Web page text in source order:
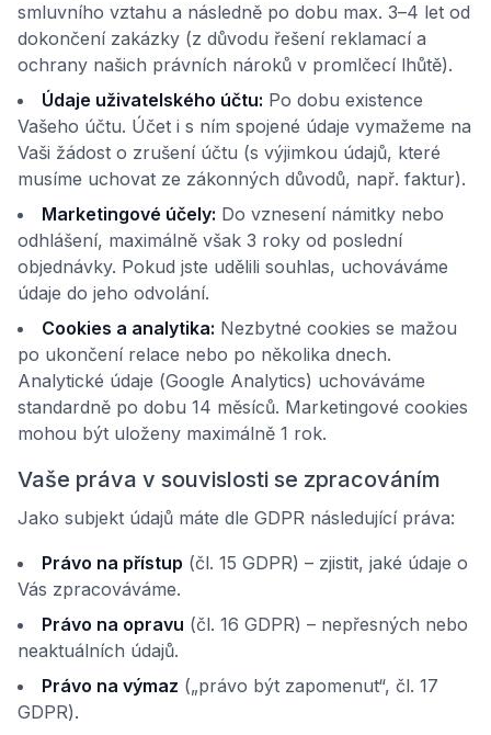
smluvního vztahu a následně po dobu max. 3–4 let od
dokončení zakázky (z důvodu řešení reklamací a
ochrany našich právních nároků v promlčecí lhůtě).
Údaje uživatelského účtu: Po dobu existence
Vašeho účtu. Účet i s ním spojené údaje vymažeme na
Vaši žádost o zrušení účtu (s výjimkou údajů, které
musíme uchovat ze zákonných důvodů, např. faktur).
Marketingové účely: Do vznesení námitky nebo
odhlášení, maximálně však 3 roky od poslední
objednávky. Pokud jste udělili souhlas, uchováváme
údaje do jeho odvolání.
Cookies a analytika: Nezbytné cookies se mažou
po ukončení relace nebo po několika dnech.
Analytické údaje (Google Analytics) uchováváme
standardně po dobu 14 měsíců. Marketingové cookies
mohou být uloženy maximálně 1 rok.
Vaše práva v souvislosti se zpracováním
Jako subjekt údajů máte dle GDPR následující práva:
Právo na přístup (čl. 15 GDPR) – zjistit, jaké údaje o
Vás zpracováváme.
Právo na opravu (čl. 16 GDPR) – nepřesných nebo
neaktuálních údajů.
Právo na výmaz („právo být zapomenut“, čl. 17
GDPR).